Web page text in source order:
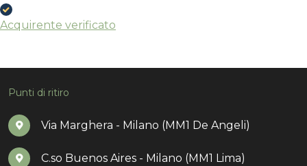
Acquirente verificato
Punti di ritiro
Via Marghera - Milano (MM1 De Angeli)
C.so Buenos Aires - Milano (MM1 Lima)